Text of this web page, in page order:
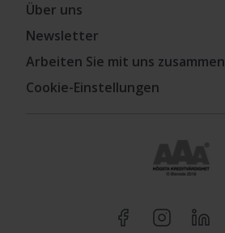
Über uns
Newsletter
Arbeiten Sie mit uns zusammen
Cookie-Einstellungen